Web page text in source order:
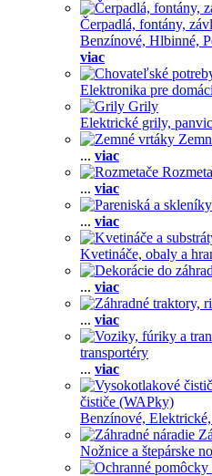
Čerpadlá, fontány,
Benzínové, Hlbinné,
viac
Elektronika pre
Grily
Elektrické grily,
... viac
... viac
... viac
Kvetináče, obaly a
... viac
... viac
transportéry
... viac
čističe (WAPky)
Benzínové, Elektrické,
Nožnice a štepárske